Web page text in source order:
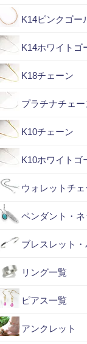
K14ピンクゴー
K14ホワイトゴ
K18チェーン
プラチナチェー
K10チェーン
K10ホワイトゴ
ウォレットチェ
ペンダント・
ブレスレット
リング一覧
ピアス一覧
アンクレット